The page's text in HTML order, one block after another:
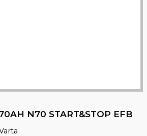
N70 START&STOP EFB